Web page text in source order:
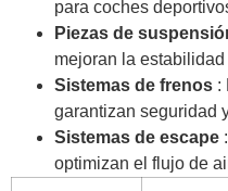
para coches
Piezas de
mejoran la
Sistemas de frenos :
garantizan seguridad
Sistemas de escape
optimizan el flujo de